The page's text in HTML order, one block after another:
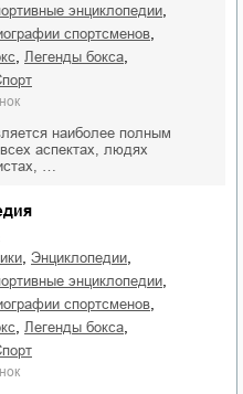
энциклопедии,
спортсменов,
, легенды бокса,
спорт
наиболее полным
аспектах, людях
…
, энциклопедии,
энциклопедии,
спортсменов,
, легенды бокса,
спорт